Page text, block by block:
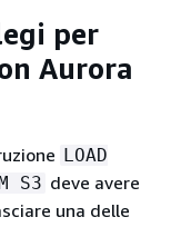
per
Aurora
LOAD
S3 deve avere
una delle